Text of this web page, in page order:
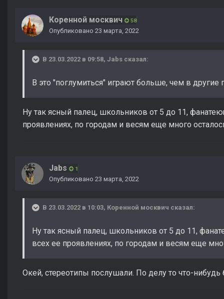
Коренной москвич 58
Опубликовано 23 марта, 2022
В 23.03.2022 в 09:58, Jabs сказал:
В это "поглумиться" играют больше, чем в другие
Ну так ясный палец, школьников от 5 до 11,
проявлениях, по городам и весям еще много
Jabs 1
Опубликовано 23 марта, 2022
В 23.03.2022 в 10:03, Коренной москвич сказал:
Ну так ясный палец, школьников от 5 до 11,
всех ее проявлениях, по городам и весям еще
Окей, стереотипы послушали. По делу то что-нибудь